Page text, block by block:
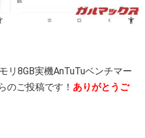
リ8GB実機AnTuTuベンチマー
のご投稿です！ ありがとうご